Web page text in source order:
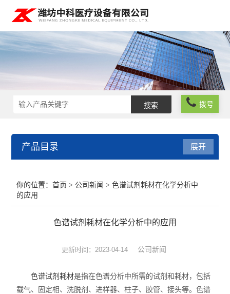
拨号
产品目录
化学试剂
玻璃仪器
实验耗材
实验台
展开
你的位置：首页 > 公司新闻 > 色谱试剂耗材在化学分析中
的应用
色谱试剂耗材在化学分析中的应用
更新时间：2023-04-14 公司新闻
色谱试剂耗材是指在色谱分析中所需的试剂和耗材，包括
载气、固定相、洗脱剂、进样器、柱子、胶管、接头等。色谱